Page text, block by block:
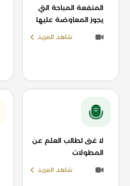
المنفعة المباحة التي
يجوز المعاوضة عليها
شاهد المزيد
لا غنى لطالب العلم عن
المطولات
شاهد المزيد